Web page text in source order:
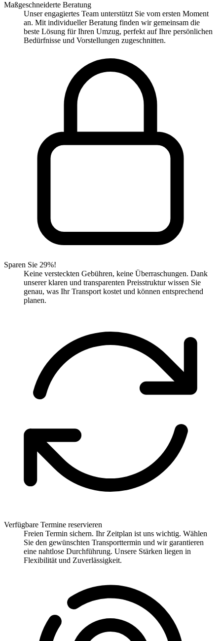
Maßgeschneiderte Beratung
Unser engagiertes Team unterstützt Sie vom ersten Moment
an. Mit individueller Beratung finden wir gemeinsam die
beste Lösung für Ihren Umzug, perfekt auf Ihre persönlichen
Bedürfnisse und Vorstellungen zugeschnitten.
Sparen Sie 29%!
Keine versteckten Gebühren, keine Überraschungen. Dank
unserer klaren und transparenten Preisstruktur wissen Sie
genau, was Ihr Transport kostet und können entsprechend
planen.
Verfügbare Termine reservieren
Freien Termin sichern. Ihr Zeitplan ist uns wichtig. Wählen
Sie den gewünschten Transporttermin und wir garantieren
eine nahtlose Durchführung. Unsere Stärken liegen in
Flexibilität und Zuverlässigkeit.